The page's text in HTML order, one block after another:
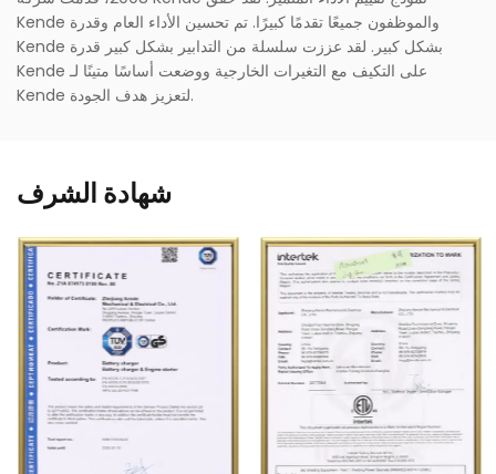
Kende والموظفون جميعًا تقدمًا كبيرًا. تم تحسين الأداء العام وقدرة
Kende بشكل كبير. لقد عززت سلسلة من التدابير بشكل كبير قدرة
Kende على التكيف مع التغيرات الخارجية ووضعت أساسًا متينًا لـ
Kende لتعزيز هدف الجودة.
شهادة الشرف